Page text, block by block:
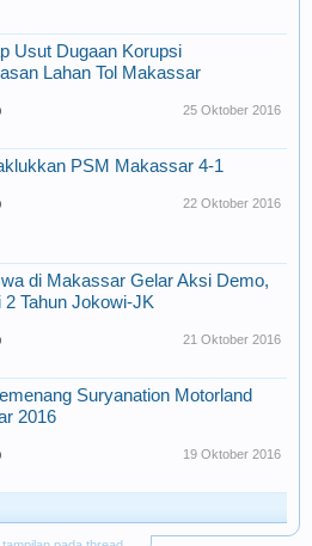
Usut Dugaan Korupsi
Lahan Tol Makassar
25 Oktober 2016
PSM Makassar 4-1
22 Oktober 2016
di Makassar Gelar Aksi Demo,
2 Tahun Jokowi-JK
21 Oktober 2016
Suryanation Motorland
2016
19 Oktober 2016